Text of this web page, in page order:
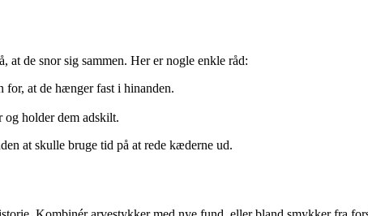
de snor sig sammen. Her er nogle enkle råd:
at de hænger fast i hinanden.
og holder dem adskilt.
at skulle bruge tid på at rede kæderne ud.